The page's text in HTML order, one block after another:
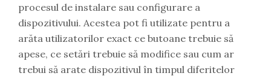
procesul de instalare sau configurare a
dispozitivului. Acestea pot fi utilizate pentru a
arăta utilizatorilor exact ce butoane trebuie să
apese, ce setări trebuie să modifice sau cum ar
trebui să arate dispozitivul în timpul diferitelor